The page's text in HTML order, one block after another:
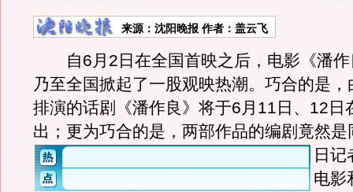
来源： 沈阳晚报作者：盖云飞
自6月2日在全国首映之后，电影《潘作
乃至全国掀起了一股观映热潮。巧合的是
排演的话剧《潘作良》将于6月11日、12日
出；更为巧合的是，两部作品的编剧竟然是
日记
电影